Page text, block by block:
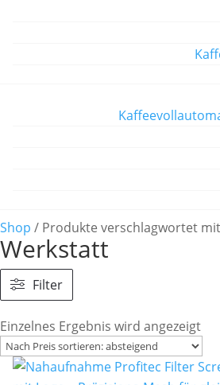
Shop / Produkte verschlagwortet
Werkstatt
Filter
Einzelnes Ergebnis wird angezeigt